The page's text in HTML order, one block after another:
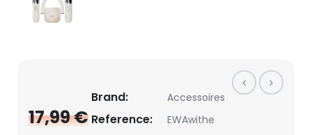
17,99 €
Brand: Accessoires
Reference: EWAwithe